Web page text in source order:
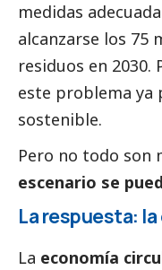
medidas
alcanzarse los 75
residuos en 2030.
este problema ya
sostenible.
Pero no todo son
escenario se
La respuesta:
La economía